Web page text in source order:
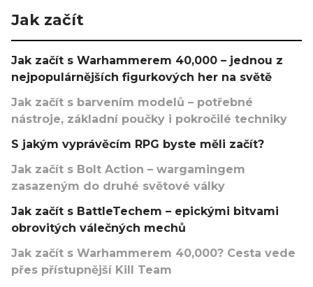
Jak začít
Jak začít s Warhammerem 40,000 – jednou z
nejpopulárnějších figurkových her na světě
Jak začít s barvením modelů – potřebné
nástroje, základní poučky i pokročilé techniky
S jakým vyprávěcím RPG byste měli začít?
Jak začít s Bolt Action – wargamingem
zasazeným do druhé světové války
Jak začít s BattleTechem – epickými bitvami
obrovitých válečných mechů
Jak začít s Warhammerem 40,000? Cesta vede
přes přístupnější Kill Team